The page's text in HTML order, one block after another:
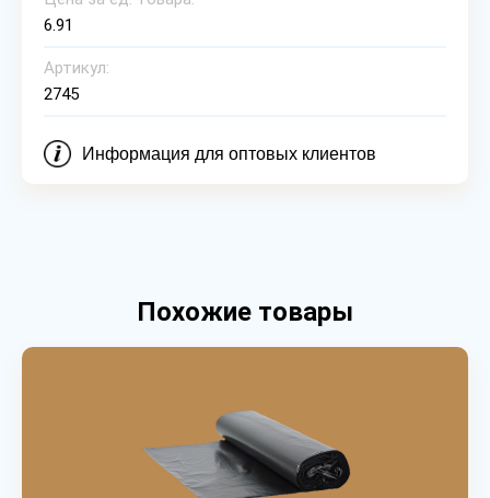
6.91
Артикул:
2745
Информация для оптовых клиентов
Похожие товары